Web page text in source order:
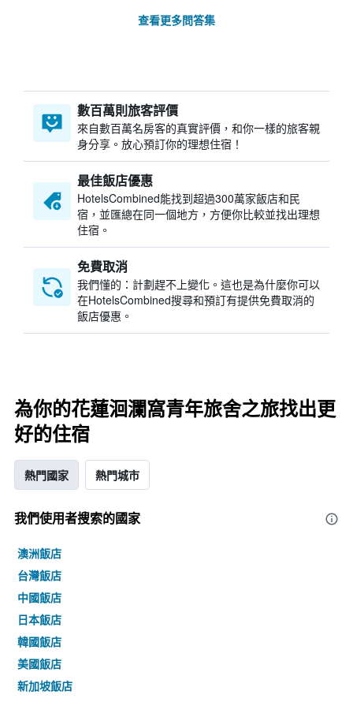
查看更多問答集
數百萬則旅客評價
來自數百萬名房客的真實評價，和你一樣的旅客親
身分享。放心預訂你的理想住宿！
最佳飯店優惠
HotelsCombined​能找到超過300萬家飯店和民
宿，並匯總在同一個地方，方便你比較並找出理想
住宿。
免費取消
我們懂的：計劃趕不上變化。這也是為什麼你可以
在HotelsCombined搜尋和預訂有提供免費取消的
飯店優惠。
為你的花蓮洄瀾窩青年旅舍之旅找出更
好的住宿
熱門國家 熱門城市
我們使用者搜索的國家
澳洲飯店
台灣飯店
中國飯店
日本飯店
韓國飯店
美國飯店
新加坡飯店